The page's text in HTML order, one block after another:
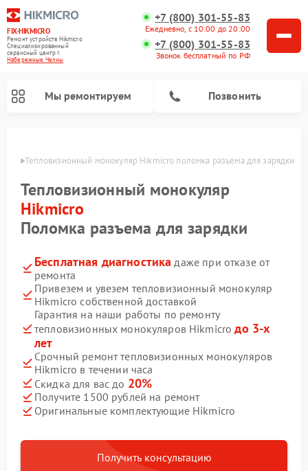
FIX-HIKMICRO
Ремонт устройств Hikmicro
Специализированный
cервисный центр г.
Набережные Челны
+7 (800) 301-55-83
Ежедневно, с 10:00 до 20:00
+7 (800) 301-55-83
Звонок бесплатный по РФ
Мы ремонтируем Позвонить
Тепловизионный монокуляр Hikmicro поломка разъема для зарядки
Тепловизионный монокуляр
Hikmicro
Поломка разъема для зарядки
Бесплатная диагностика даже при отказе от
ремонта
Привезем и увезем тепловизионный монокуляр
Hikmicro собственной доставкой
Гарантия на наши работы по ремонту
тепловизионных монокуляров Hikmicroдо 3-х
лет
Срочный ремонт тепловизионных монокуляров
Hikmicro в течении часа
Скидка для вас до 20%
Получите 1500 рублей на ремонт
Оригинальные комплектующие Hikmicro
Получить консультацию